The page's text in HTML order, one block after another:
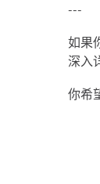
---
如果
深入
你希